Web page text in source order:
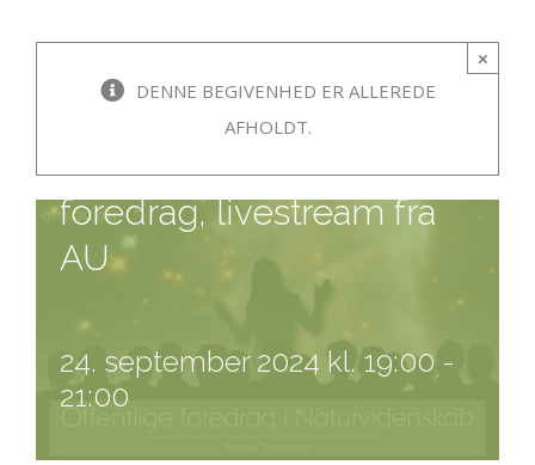
×
DENNE BEGIVENHED ER ALLEREDE
AFHOLDT.
Naturvidenskabeligt
foredrag, livestream fra
AU
24. september 2024 kl. 19:00 -
21:00